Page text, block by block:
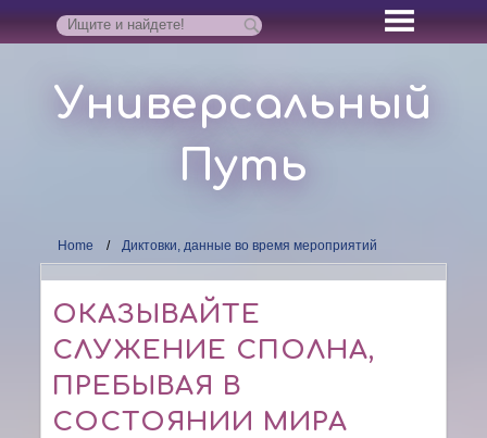
Универсальный
Путь
Home Диктовки, данные во время мероприятий
ОКАЗЫВАЙТЕ
СЛУЖЕНИЕ СПОЛНА,
ПРЕБЫВАЯ В
СОСТОЯНИИ МИРА